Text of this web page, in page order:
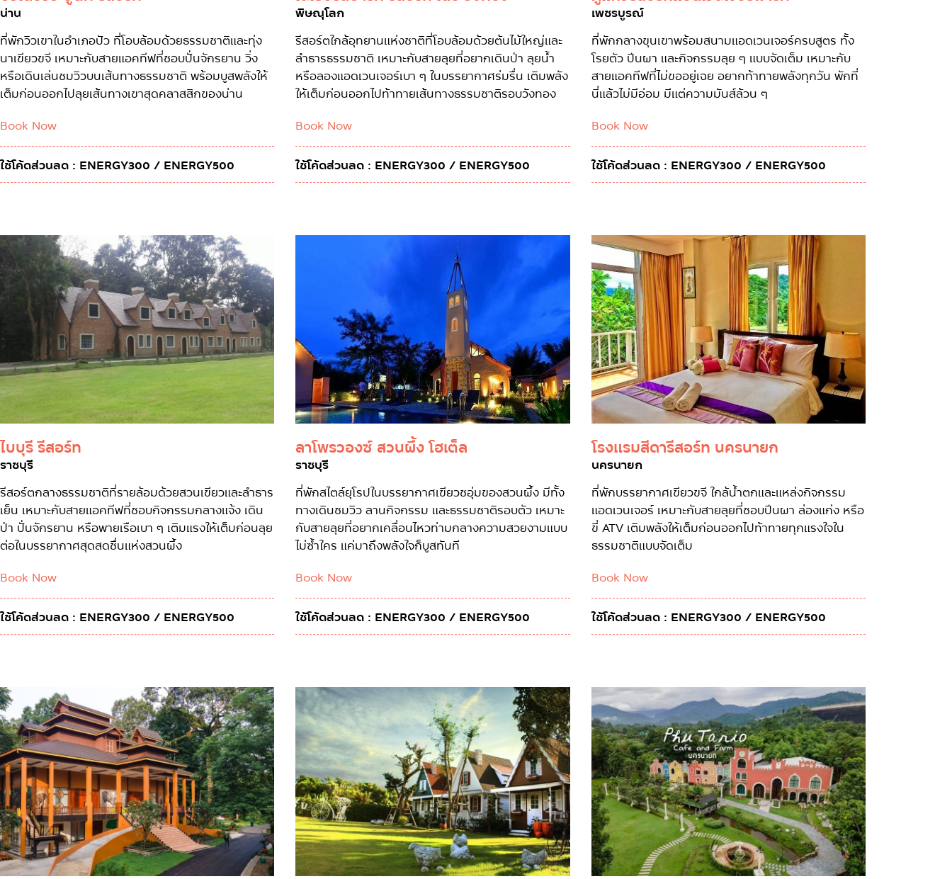
น่าน
ที่พักวิวเขาในอำเภอปัว ที่โอบล้อมด้วยธรรมชาติและทุ่ง
นาเขียวขจี เหมาะกับสายแอคทีฟที่ชอบปั่นจักรยาน วิ่ง
หรือเดินเล่นชมวิวบนเส้นทางธรรมชาติ พร้อมบูสพลังให้
เต็มก่อนออกไปลุยเส้นทางเขาสุดคลาสสิกของน่าน
Book Now
ใช้โค้ดส่วนลด : ENERGY300 / ENERGY500
พิษณุโลก
รีสอร์ตใกล้อุทยานแห่งชาติที่โอบล้อมด้วยต้นไม้ใหญ่และ
ลำธารธรรมชาติ เหมาะกับสายลุยที่อยากเดินป่า ลุยน้ำ
หรือลองแอดเวนเจอร์เบา ๆ ในบรรยากาศร่มรื่น เติมพลัง
ให้เต็มก่อนออกไปท้าทายเส้นทางธรรมชาติรอบวังทอง
Book Now
ใช้โค้ดส่วนลด : ENERGY300 / ENERGY500
เพชรบูรณ์
ที่พักกลางขุนเขาพร้อมสนามแอดเวนเจอร์ครบสูตร ทั้ง
โรยตัว ปีนผา และกิจกรรมลุย ๆ แบบจัดเต็ม เหมาะกับ
สายแอคทีฟที่ไม่ขออยู่เฉย อยากท้าทายพลังทุกวัน พักที่
นี่แล้วไม่มีอ่อม มีแต่ความมันส์ล้วน ๆ
Book Now
ใช้โค้ดส่วนลด : ENERGY300 / ENERGY500
ไบบุรี รีสอร์ท
ราชบุรี
รีสอร์ตกลางธรรมชาติที่รายล้อมด้วยสวนเขียวและลำธาร
เย็น เหมาะกับสายแอคทีฟที่ชอบกิจกรรมกลางแจ้ง เดิน
ป่า ปั่นจักรยาน หรือพายเรือเบา ๆ เติมแรงให้เต็มก่อนลุย
ต่อในบรรยากาศสุดสดชื่นแห่งสวนผึ้ง
Book Now
ใช้โค้ดส่วนลด : ENERGY300 / ENERGY500
ลาโพรวองซ์ สวนผึ้ง โฮเต็ล
ราชบุรี
ที่พักสไตล์ยุโรปในบรรยากาศเขียวชอุ่มของสวนผึ้ง มีทั้ง
ทางเดินชมวิว ลานกิจกรรม และธรรมชาติรอบตัว เหมาะ
กับสายลุยที่อยากเคลื่อนไหวท่ามกลางความสวยงามแบบ
ไม่ซ้ำใคร แค่มาถึงพลังใจก็บูสทันที
Book Now
ใช้โค้ดส่วนลด : ENERGY300 / ENERGY500
โรงแรมสีดารีสอร์ท นครนายก
นครนายก
ที่พักบรรยากาศเขียวขจี ใกล้น้ำตกและแหล่งกิจกรรม
แอดเวนเจอร์ เหมาะกับสายลุยที่ชอบปีนผา ล่องแก่ง หรือ
ขี่ ATV เติมพลังให้เต็มก่อนออกไปท้าทายทุกแรงใจใน
ธรรมชาติแบบจัดเต็ม
Book Now
ใช้โค้ดส่วนลด : ENERGY300 / ENERGY500